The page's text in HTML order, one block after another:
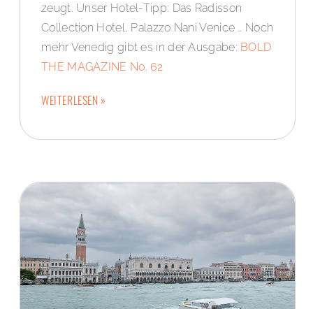
zeugt. Unser Hotel-Tipp: Das Radisson
Collection Hotel, Palazzo Nani Venice … Noch
mehr Venedig gibt es in der Ausgabe: BOLD
THE MAGAZINE No. 62
WEITERLESEN »